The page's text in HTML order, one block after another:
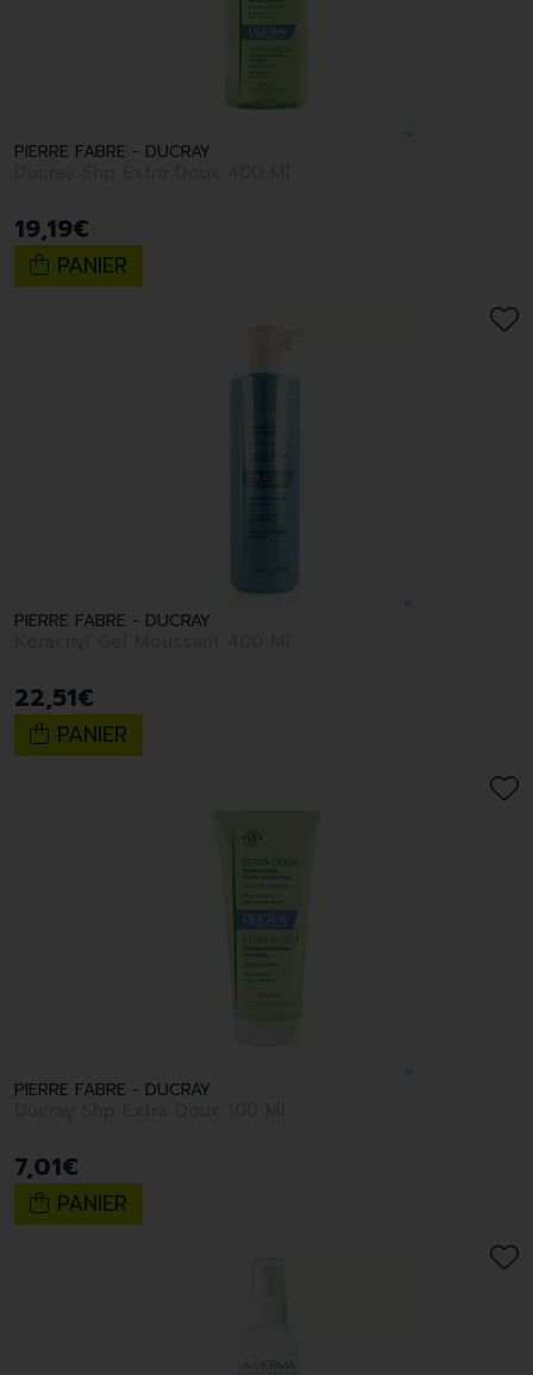
PIERRE FABRE - DUCRAY
19,19€
PANIER
PIERRE FABRE - DUCRAY
22,51€
PANIER
PIERRE FABRE - DUCRAY
7,01€
PANIER